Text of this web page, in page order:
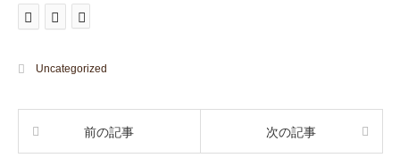
Uncategorized
前の記事 次の記事